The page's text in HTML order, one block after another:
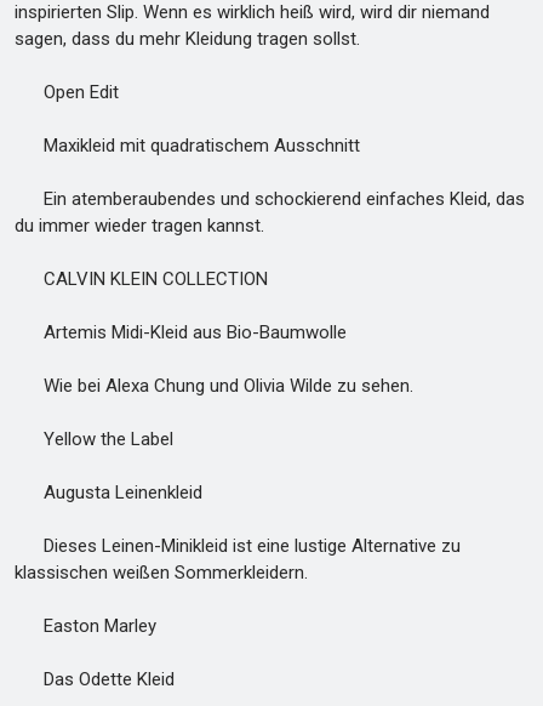
inspirierten Slip. Wenn es wirklich heiß wird, wird dir niemand
sagen, dass du mehr Kleidung tragen sollst.
Open Edit
Maxikleid mit quadratischem Ausschnitt
Ein atemberaubendes und schockierend einfaches Kleid, das
du immer wieder tragen kannst.
CALVIN KLEIN COLLECTION
Artemis Midi-Kleid aus Bio-Baumwolle
Wie bei Alexa Chung und Olivia Wilde zu sehen.
Yellow the Label
Augusta Leinenkleid
Dieses Leinen-Minikleid ist eine lustige Alternative zu
klassischen weißen Sommerkleidern.
Easton Marley
Das Odette Kleid